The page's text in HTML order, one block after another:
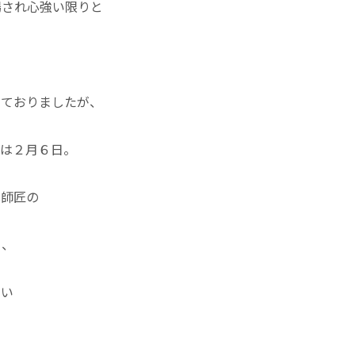
れ心強い限りと
おりましたが、
２月６日。
匠の